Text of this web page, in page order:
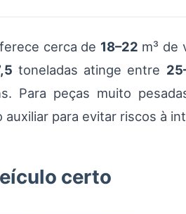
cerca de 18–22 m³ de
toneladas atinge entre
Para peças muito
para evitar riscos à
certo